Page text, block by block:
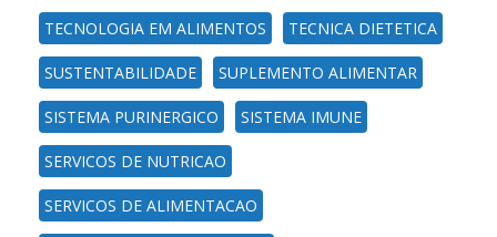
TECNOLOGIA EM ALIMENTOS TECNICA DIETETICA
SUSTENTABILIDADE SUPLEMENTO ALIMENTAR
SISTEMA PURINERGICO SISTEMA IMUNE
SERVICOS DE NUTRICAO
SERVICOS DE ALIMENTACAO